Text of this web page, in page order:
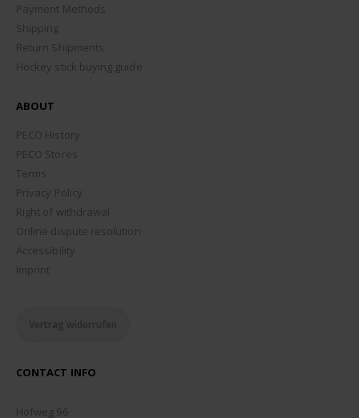
Payment Methods
Shipping
Return Shipments
Hockey stick buying guide
ABOUT
PECO History
PECO Stores
Terms
Privacy Policy
Right of withdrawal
Online dispute resolution
Accessibility
Imprint
Vertrag widerrufen
CONTACT INFO
Hofweg 96